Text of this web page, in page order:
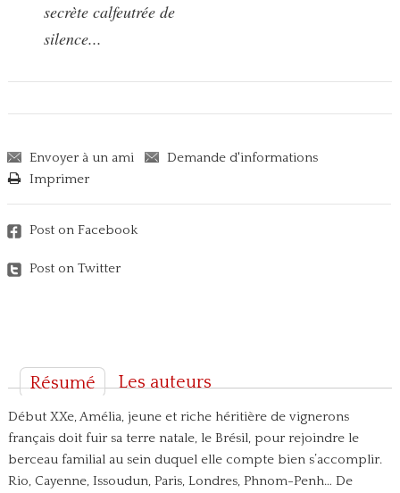
secrète calfeutrée de
silence...
Envoyer à un ami
Demande d'informations
Imprimer
Post on Facebook
Post on Twitter
Résumé Les auteurs
Début XXe, Amélia, jeune et riche héritière de vignerons
français doit fuir sa terre natale, le Brésil, pour rejoindre le
berceau familial au sein duquel elle compte bien s’accomplir.
Rio, Cayenne, Issoudun, Paris, Londres, Phnom-Penh… De